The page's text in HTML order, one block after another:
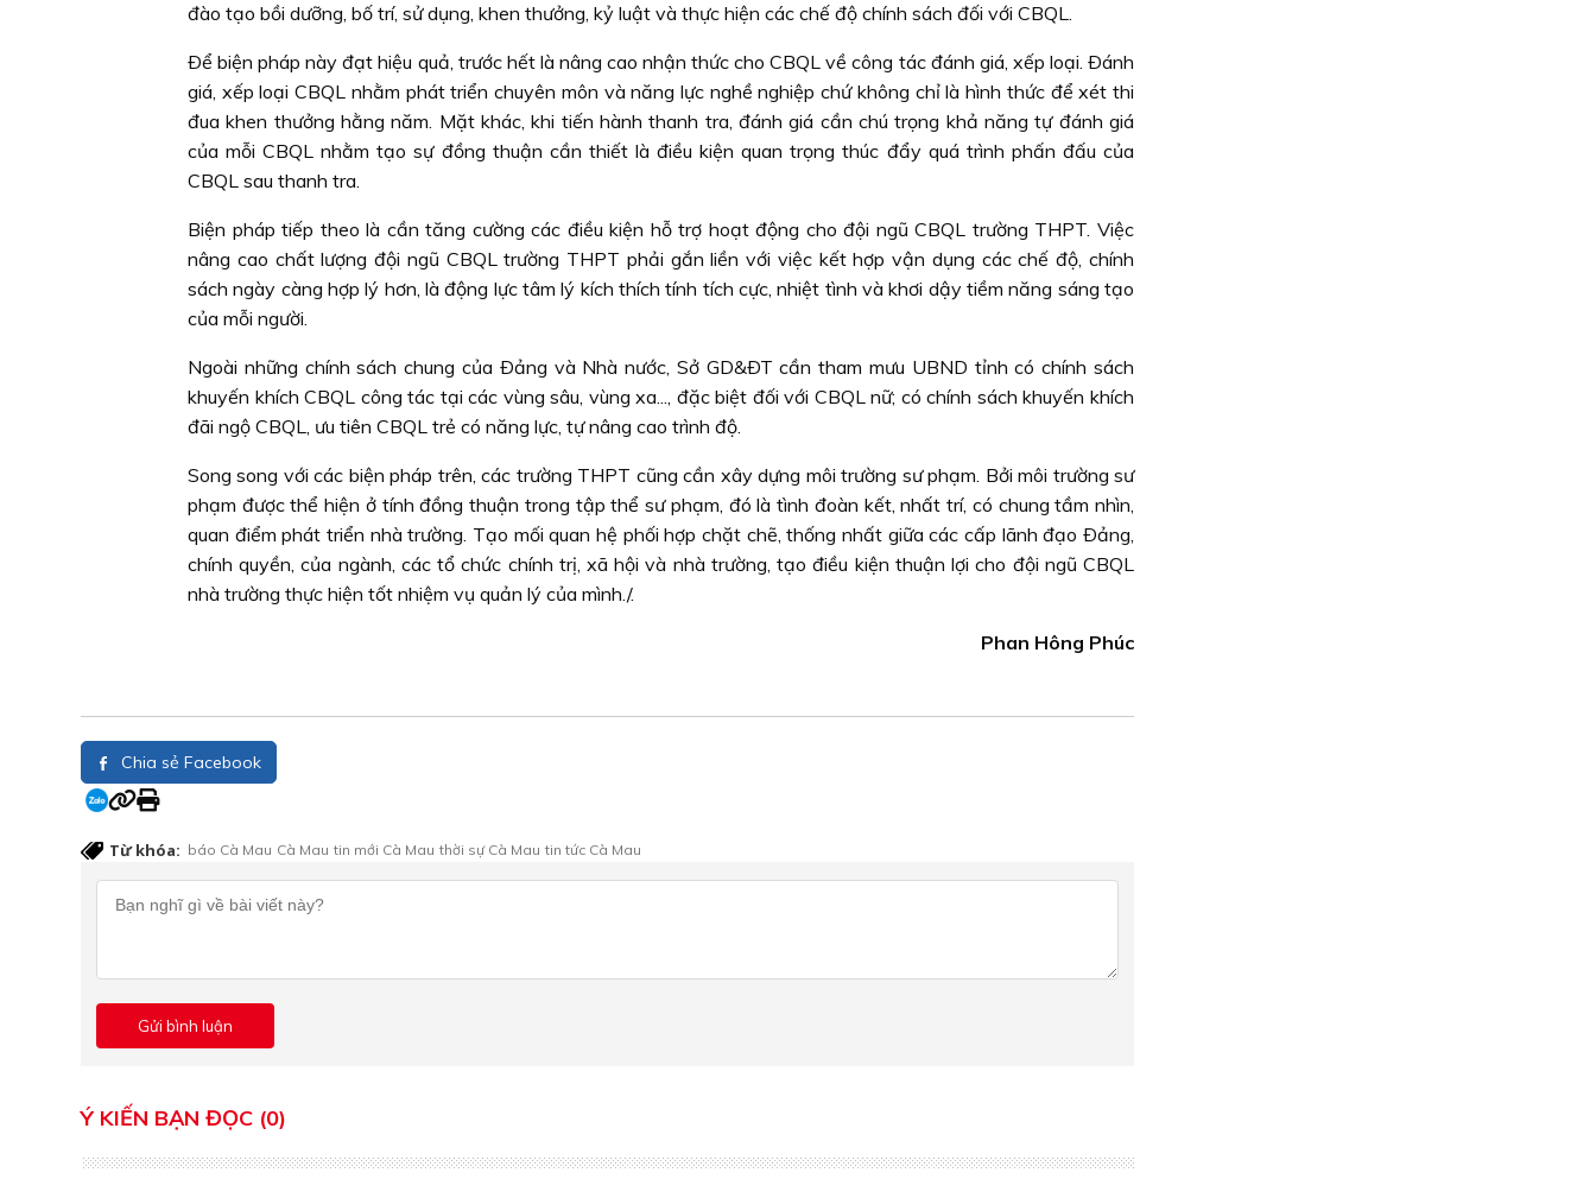
đào tạo bồi dưỡng, bố trí, sử dụng, khen thưởng, kỷ luật và thực hiện các chế độ chính sách đối với CBQL.
Ðể biện pháp này đạt hiệu quả, trước hết là nâng cao nhận thức cho CBQL về công tác đánh giá, xếp loại. Ðánh
giá, xếp loại CBQL nhằm phát triển chuyên môn và năng lực nghề nghiệp chứ không chỉ là hình thức để xét thi
đua khen thưởng hằng năm. Mặt khác, khi tiến hành thanh tra, đánh giá cần chú trọng khả năng tự đánh giá
của mỗi CBQL nhằm tạo sự đồng thuận cần thiết là điều kiện quan trọng thúc đẩy quá trình phấn đấu của
CBQL sau thanh tra.
Biện pháp tiếp theo là cần tăng cường các điều kiện hỗ trợ hoạt động cho đội ngũ CBQL trường THPT. Việc
nâng cao chất lượng đội ngũ CBQL trường THPT phải gắn liền với việc kết hợp vận dụng các chế độ, chính
sách ngày càng hợp lý hơn, là động lực tâm lý kích thích tính tích cực, nhiệt tình và khơi dậy tiềm năng sáng tạo
của mỗi người.
Ngoài những chính sách chung của Ðảng và Nhà nước, Sở GD&ÐT cần tham mưu UBND tỉnh có chính sách
khuyến khích CBQL công tác tại các vùng sâu, vùng xa..., đặc biệt đối với CBQL nữ; có chính sách khuyến khích
đãi ngộ CBQL, ưu tiên CBQL trẻ có năng lực, tự nâng cao trình độ.
Song song với các biện pháp trên, các trường THPT cũng cần xây dựng môi trường sư phạm. Bởi môi trường sư
phạm được thể hiện ở tính đồng thuận trong tập thể sư phạm, đó là tình đoàn kết, nhất trí, có chung tầm nhìn,
quan điểm phát triển nhà trường. Tạo mối quan hệ phối hợp chặt chẽ, thống nhất giữa các cấp lãnh đạo Ðảng,
chính quyền, của ngành, các tổ chức chính trị, xã hội và nhà trường, tạo điều kiện thuận lợi cho đội ngũ CBQL
nhà trường thực hiện tốt nhiệm vụ quản lý của mình./.
Phan Hông Phúc
Chia sẻ Facebook
Từ khóa: báo Cà Mau Cà Mau tin mới Cà Mau thời sự Cà Mau tin tức Cà Mau
Ý KIẾN BẠN ĐỌC (0)